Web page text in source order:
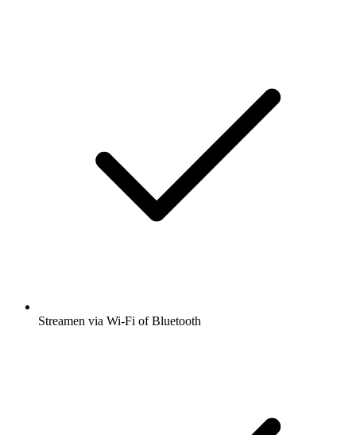
Streamen via Wi-Fi of Bluetooth